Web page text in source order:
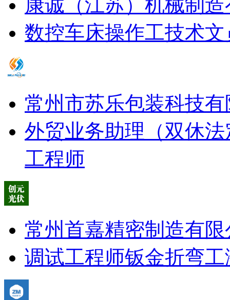
康诚（江苏）机械制
数控车床操作工技术文
常州市苏乐包装科技
外贸业务助理（双休
工程师
常州首嘉精密制造有限
调试工程师钣金折弯工